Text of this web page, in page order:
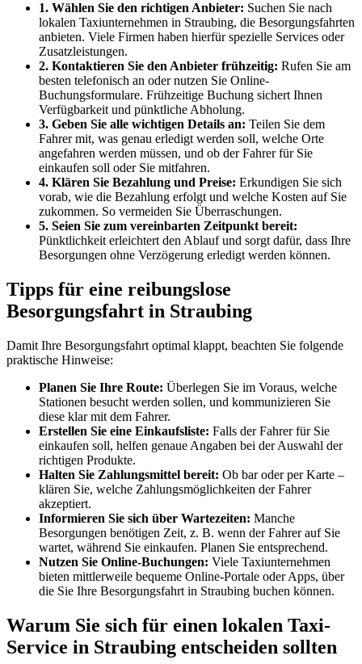
1. Wählen Sie den richtigen Anbieter: Suchen Sie nach
lokalen Taxiunternehmen in Straubing, die Besorgungsfahrten
anbieten. Viele Firmen haben hierfür spezielle Services oder
Zusatzleistungen.
2. Kontaktieren Sie den Anbieter frühzeitig: Rufen Sie am
besten telefonisch an oder nutzen Sie Online-
Buchungsformulare. Frühzeitige Buchung sichert Ihnen
Verfügbarkeit und pünktliche Abholung.
3. Geben Sie alle wichtigen Details an: Teilen Sie dem
Fahrer mit, was genau erledigt werden soll, welche Orte
angefahren werden müssen, und ob der Fahrer für Sie
einkaufen soll oder Sie mitfahren.
4. Klären Sie Bezahlung und Preise: Erkundigen Sie sich
vorab, wie die Bezahlung erfolgt und welche Kosten auf Sie
zukommen. So vermeiden Sie Überraschungen.
5. Seien Sie zum vereinbarten Zeitpunkt bereit:
Pünktlichkeit erleichtert den Ablauf und sorgt dafür, dass Ihre
Besorgungen ohne Verzögerung erledigt werden können.
Tipps für eine reibungslose
Besorgungsfahrt in Straubing
Damit Ihre Besorgungsfahrt optimal klappt, beachten Sie folgende
praktische Hinweise:
Planen Sie Ihre Route: Überlegen Sie im Voraus, welche
Stationen besucht werden sollen, und kommunizieren Sie
diese klar mit dem Fahrer.
Erstellen Sie eine Einkaufsliste: Falls der Fahrer für Sie
einkaufen soll, helfen genaue Angaben bei der Auswahl der
richtigen Produkte.
Halten Sie Zahlungsmittel bereit: Ob bar oder per Karte –
klären Sie, welche Zahlungsmöglichkeiten der Fahrer
akzeptiert.
Informieren Sie sich über Wartezeiten: Manche
Besorgungen benötigen Zeit, z. B. wenn der Fahrer auf Sie
wartet, während Sie einkaufen. Planen Sie entsprechend.
Nutzen Sie Online-Buchungen: Viele Taxiunternehmen
bieten mittlerweile bequeme Online-Portale oder Apps, über
die Sie Ihre Besorgungsfahrt in Straubing buchen können.
Warum Sie sich für einen lokalen Taxi-
Service in Straubing entscheiden sollten